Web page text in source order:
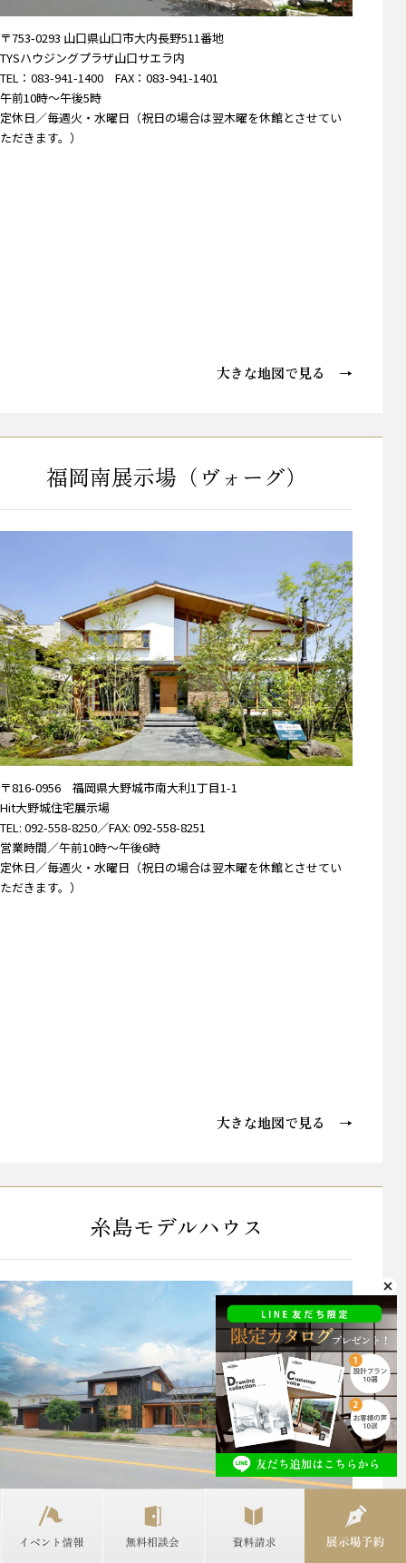
〒753-0293 山口県山口市大内長野511番地
TYSハウジングプラザ山口サエラ内
TEL：083-941-1400 FAX：083-941-1401
午前10時～午後5時
定休日／毎週火・水曜日（祝日の場合は翌木曜を休館とさせてい
ただきます。）
大きな地図で見る →
福岡南展示場（ヴォーグ）
〒816-0956 福岡県大野城市南大利1丁目1-1
Hit大野城住宅展示場
TEL: 092-558-8250／FAX: 092-558-8251
営業時間／午前10時～午後6時
定休日／毎週火・水曜日（祝日の場合は翌木曜を休館とさせてい
ただきます。）
大きな地図で見る →
糸島モデルハウス
〒819-1601 福岡県糸島市二丈深江八丁目10番23号